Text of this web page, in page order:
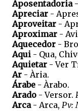
Aposentadoria-
Apreciar -
Aproveitar -
Aproximar -
Aquecedor -
Aqui - Qua,
Aquietar - Ver
Ar - Ària.
Árabe - Àrabo.
Arado - Versor.
Arca- Arca, Pv: